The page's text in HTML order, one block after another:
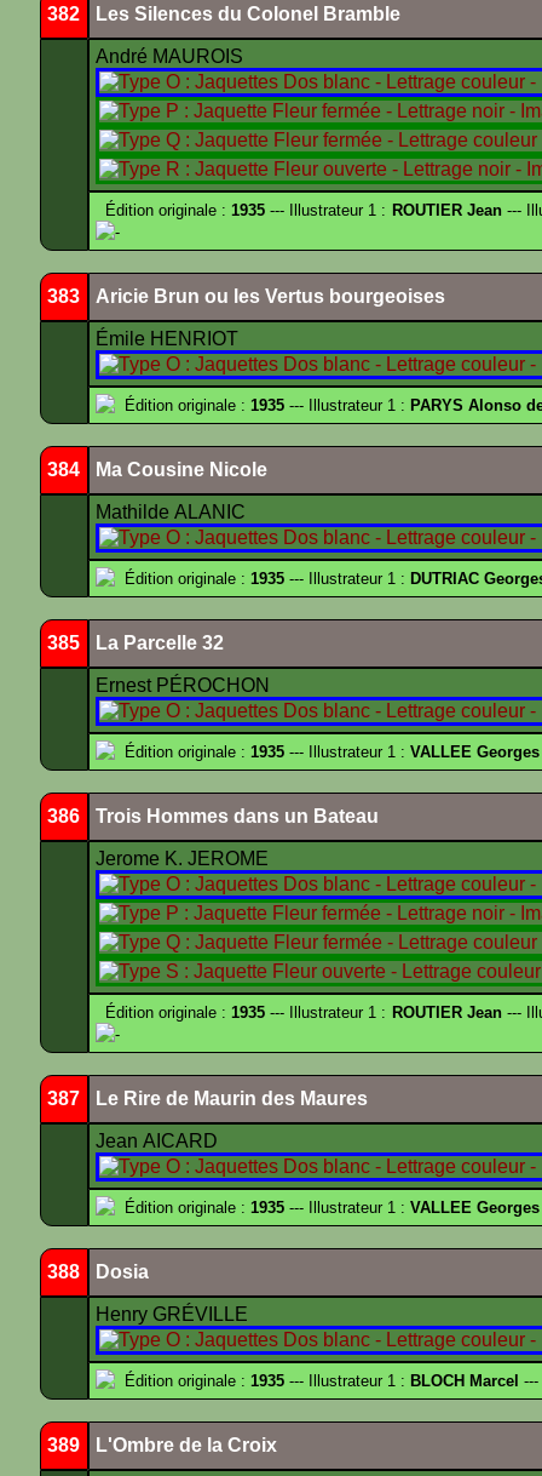
382 Les Silences du Colonel Bramble
André MAUROIS
Édition originale :1935 --- Illustrateur 1 : ROUTIER Jean---
-
383 Aricie Brun ou les Vertus bourgeoises
Émile HENRIOT
Édition originale : 1935 --- Illustrateur 1 : PARYS Alonso
384 Ma Cousine Nicole
Mathilde ALANIC
Édition originale : 1935 --- Illustrateur 1 : DUTRIAC
385 La Parcelle 32
Ernest PÉROCHON
Édition originale : 1935 --- Illustrateur 1 : VALLEE Georges
386 Trois Hommes dans un Bateau
Jerome K. JEROME
Édition originale :1935 --- Illustrateur 1 : ROUTIER Jean---
-
387 Le Rire de Maurin des Maures
Jean AICARD
Édition originale : 1935 --- Illustrateur 1 : VALLEE Georges
388 Dosia
Henry GRÉVILLE
Édition originale : 1935 --- Illustrateur 1 : BLOCH Marcel ---
389 L'Ombre de la Croix